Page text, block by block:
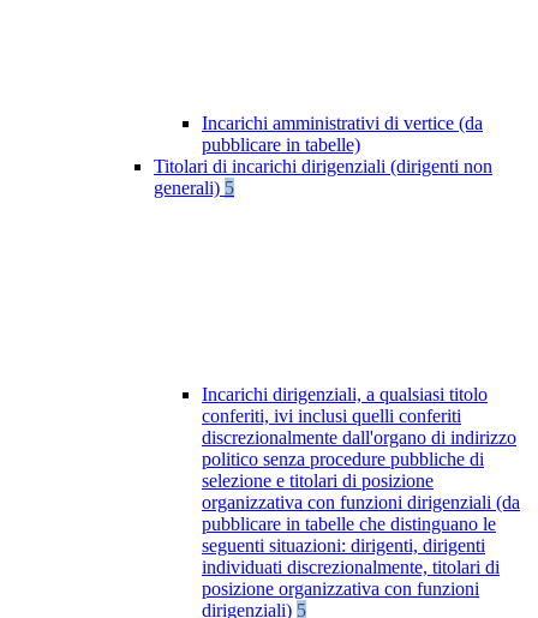
Incarichi amministrativi di vertice (da
pubblicare in tabelle)
Titolari di incarichi dirigenziali (dirigenti non
generali) 5
Incarichi dirigenziali, a qualsiasi titolo
conferiti, ivi inclusi quelli conferiti
discrezionalmente dall'organo di indirizzo
politico senza procedure pubbliche di
selezione e titolari di posizione
organizzativa con funzioni dirigenziali (da
pubblicare in tabelle che distinguano le
seguenti situazioni: dirigenti, dirigenti
individuati discrezionalmente, titolari di
posizione organizzativa con funzioni
dirigenziali) 5